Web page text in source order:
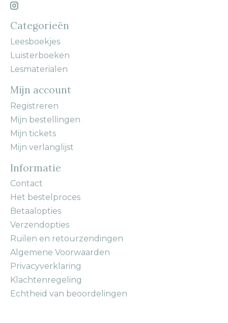
Categorieën
Leesboekjes
Luisterboeken
Lesmaterialen
Mijn account
Registreren
Mijn bestellingen
Mijn tickets
Mijn verlanglijst
Informatie
Contact
Het bestelproces
Betaalopties
Verzendopties
Ruilen en retourzendingen
Algemene Voorwaarden
Privacyverklaring
Klachtenregeling
Echtheid van beoordelingen